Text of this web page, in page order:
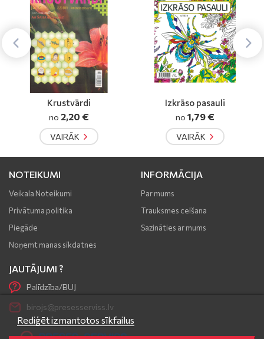
Izkrāso pasauli
VAIRĀK
Nastojaščij
VAIRĀK
NOTEIKUMI
Veikala Noteikumi
Privātuma politika
Piegāde
Noņemt manas sīkdatnes
INFORMĀCIJA
Par mums
Trauksmes celšana
Sazināties ar mums
Rediģēt izmantotos sīkfailus
JAUTĀJUMI ?
Palīdzība/BUJ
birojs@presesserviss.lv